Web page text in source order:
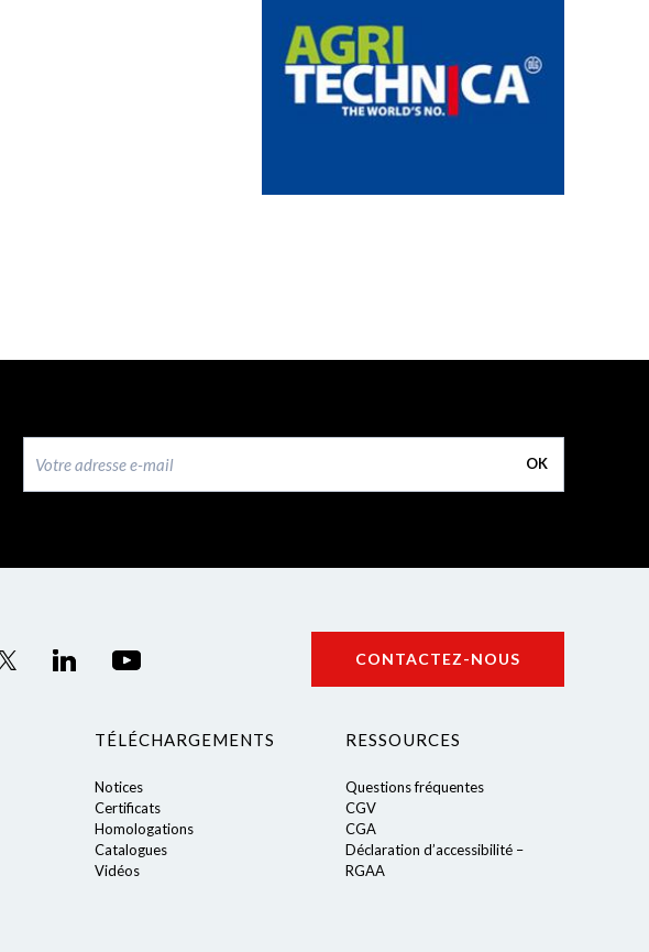
OK
CONTACTEZ-NOUS
TÉLÉCHARGEMENTS
Notices
Certificats
Homologations
Catalogues
Vidéos
RESSOURCES
Questions fréquentes
CGV
CGA
Déclaration d’accessibilité –
RGAA